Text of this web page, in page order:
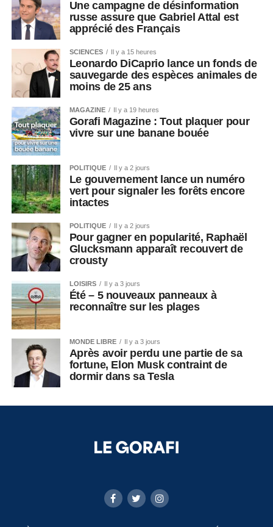
Une campagne de désinformation
russe assure que Gabriel Attal est
apprécié des Français
SCIENCES Il y a 15 heures
Leonardo DiCaprio lance un fonds de
sauvegarde des espèces animales de
moins de 25 ans
MAGAZINE Il y a 19 heures
Gorafi Magazine : Tout plaquer pour
vivre sur une banane bouée
POLITIQUE Il y a 2 jours
Le gouvernement lance un numéro
vert pour signaler les forêts encore
intactes
POLITIQUE Il y a 2 jours
Pour gagner en popularité, Raphaël
Glucksmann apparaît recouvert de
crousty
LOISIRS Il y a 3 jours
Été – 5 nouveaux panneaux à
reconnaître sur les plages
MONDE LIBRE Il y a 3 jours
Après avoir perdu une partie de sa
fortune, Elon Musk contraint de
dormir dans sa Tesla